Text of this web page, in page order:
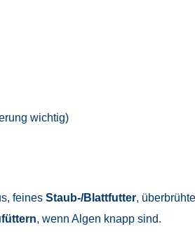
wichtig)
feines Staub-/Blattfutter,
, wenn Algen knapp sind.